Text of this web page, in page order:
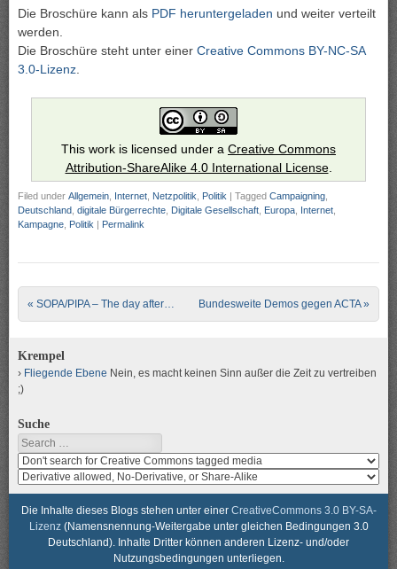
Die Broschüre kann als PDF heruntergeladen und weiter verteilt
werden.
Die Broschüre steht unter einer Creative Commons BY-NC-SA
3.0-Lizenz
This work is licensed under a Creative Commons
Attribution-ShareAlike 4.0 International License.
Filed under Allgemein Internet Netzpolitik Politik | Tagged Campaigning
Deutschland digitale Bürgerrechte Digitale Gesellschaft Europa Internet
Kampagne Politik | Permalink
Post navigation
« SOPA/PIPA – The day after… Bundesweite Demos gegen ACTA»
Krempel
Fliegende Ebene Nein, es macht keinen Sinn außer die Zeit zu vertreiben
;)
Suche
Search
Search
media
for
usage
rights
search
media
for
modification
Die Inhalte dieses Blogs stehen unter einer CreativeCommons 3.0 BY-SA-
Lizenz(Namensnennung-Weitergabe unter gleichen Bedingungen 3.0
Deutschland). Inhalte Dritter können anderen Lizenz- und/oder
Nutzungsbedingungen unterliegen.